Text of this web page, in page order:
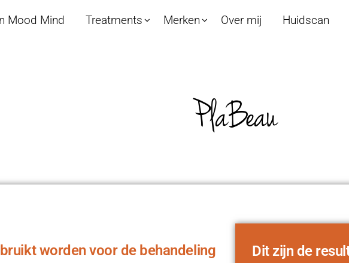
Mood Mind Treatments Merken Over mij Huidscan
PlaBeau
worden voor de behandeling
Dit zijn de